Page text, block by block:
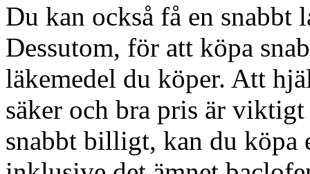
Du kan också få en snabbt
Dessutom, för att köpa
läkemedel du köper. Att
säker och bra pris är
snabbt billigt, kan du köpa